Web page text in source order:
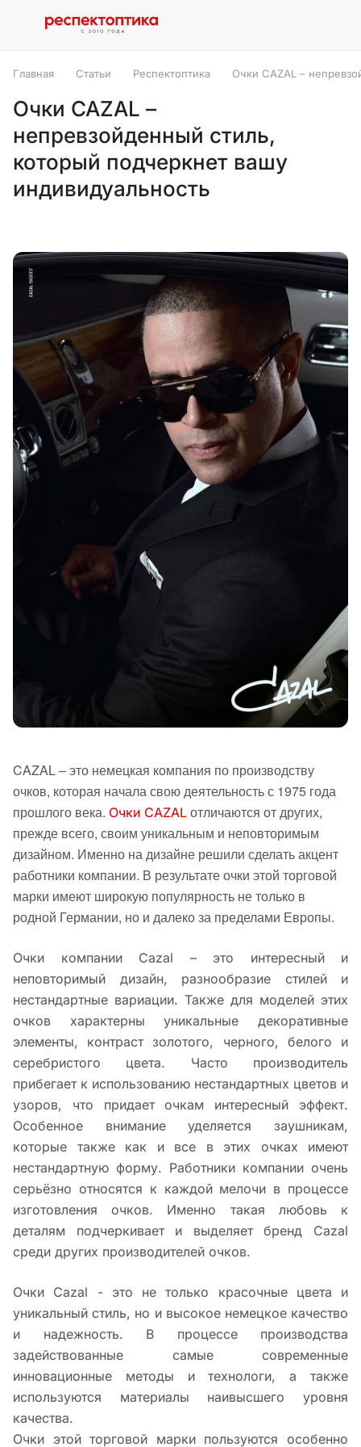
Главная Статьи Респектоптика Очки CAZAL –
Очки CAZAL –
непревзойденный стиль,
который подчеркнет вашу
индивидуальность
CAZAL – это немецкая компания по производству
очков, которая начала свою деятельность с 1975 года
прошлого века. Очки CAZAL отличаются от других,
прежде всего, своим уникальным и неповторимым
дизайном. Именно на дизайне решили сделать акцент
работники компании. В результате очки этой торговой
марки имеют широкую популярность не только в
родной Германии, но и далеко за пределами Европы.
Очки компании Cazal – это интересный и
неповторимый дизайн, разнообразие стилей и
нестандартные вариации. Также для моделей этих
очков характерны уникальные декоративные
элементы, контраст золотого, черного, белого и
серебристого цвета. Часто производитель
прибегает к использованию нестандартных цветов и
узоров, что придает очкам интересный эффект.
Особенное внимание уделяется заушникам,
которые также как и все в этих очках имеют
нестандартную форму. Работники компании очень
серьёзно относятся к каждой мелочи в процессе
изготовления очков. Именно такая любовь к
деталям подчеркивает и выделяет бренд Cazal
среди других производителей очков.
Очки Cazal - это не только красочные цвета и
уникальный стиль, но и высокое немецкое качество
и надежность. В процессе производства
задействованные самые современные
инновационные методы и технологи, а также
используются материалы наивысшего уровня
качества.
Очки этой торговой марки пользуются особенно